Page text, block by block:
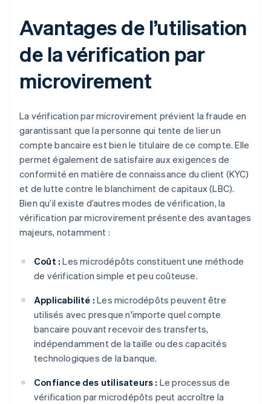
Avantages de l’utilisation
de la vérification par
microvirement
La vérification par microvirement prévient la fraude en
garantissant que la personne qui tente de lier un
compte bancaire est bien le titulaire de ce compte. Elle
permet également de satisfaire aux exigences de
conformité en matière de connaissance du client (KYC)
et de lutte contre le blanchiment de capitaux (LBC).
Bien qu’il existe d’autres modes de vérification, la
vérification par microvirement présente des avantages
majeurs, notamment :
Coût : Les microdépôts constituent une méthode
de vérification simple et peu coûteuse.
Applicabilité : Les microdépôts peuvent être
utilisés avec presque n'importe quel compte
bancaire pouvant recevoir des transferts,
indépendamment de la taille ou des capacités
technologiques de la banque.
Confiance des utilisateurs : Le processus de
vérification par microdépôts peut accroître la